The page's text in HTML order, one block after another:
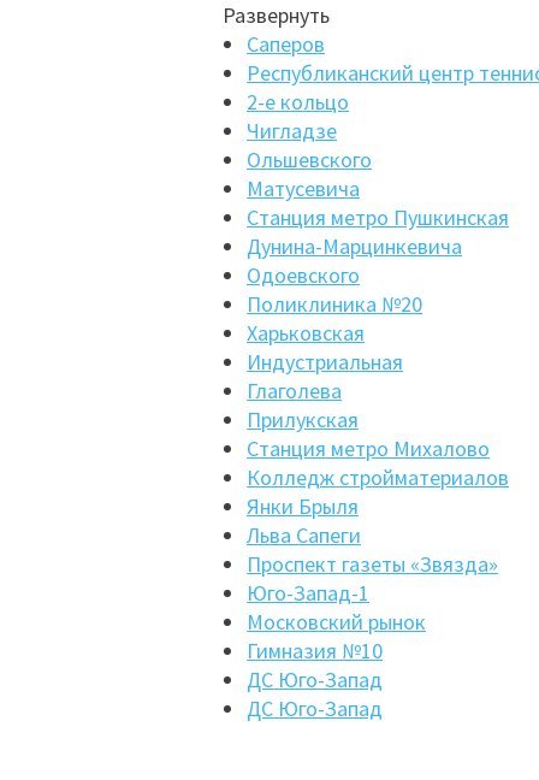
Развернуть
Саперов
Республиканский центр
2-е кольцо
Чигладзе
Ольшевского
Матусевича
Станция метро Пушкинская
Дунина-Марцинкевича
Одоевского
Поликлиника №20
Харьковская
Индустриальная
Глаголева
Прилукская
Станция метро Михалово
Колледж стройматериалов
Янки Брыля
Льва Сапеги
Проспект газеты «Звязда»
Юго-Запад-1
Московский рынок
Гимназия №10
ДС Юго-Запад
ДС Юго-Запад